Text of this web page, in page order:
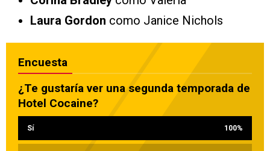
Laura Gordon como Janice Nichols
Encuesta
¿Te gustaría ver una segunda temporada de
Hotel Cocaine?
Sí 100%